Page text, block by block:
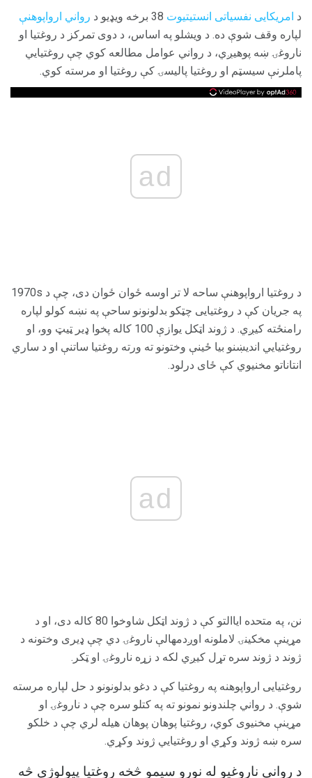
د امریکایی نفسیاتی انستیتیوت
رواني ارواپوهنې
لپاره وقف شوې ده. د ویشلو په اساس، د دوی تمرکز د روغتیا او
ناروغۍ ښه پوهیږي، د رواني عوامل مطالعه کوي چې روغتیایي
پاملرنې سیسټم او روغتیا پالیسۍ کې روغتیا او مرسته کوي.
ad
د روغتیا ارواپوهنې ساحه لا تر اوسه ځوان ځوان دی، چې د 1970s
په جریان کې د روغتیایی چټکو بدلونونو ساحې په نښه کولو لپاره
رامنځته کیږي. د ژوند اټکل یوازې 100 کاله پخوا ډیر ټیټ وو، او
روغتیایي اندیښنو بیا ځینې وختونو ته ورته روغتیا ساتنې او د ساري
انتاناتو مخنیوي کې ځای درلود.
ad
نن، په متحده ایاالتو کې د ژوند اټکل شاوخوا 80 کاله دی، او د
مړینې مخکینۍ لاملونه اوږدمهالې ناروغۍ دي چې ډیری وختونه د
ژوند د ژوند سره تړل کیږي لکه د زړه ناروغۍ او ټکر.
روغتیایی ارواپوهنه په روغتیا کې د دغو بدلونونو د حل لپاره مرسته
شوې. د رواني چلندونو نمونو ته په کتلو سره چې د ناروغۍ او
مړینې مخنیوی کوي، روغتیا پوهان پوهان هیله لري چې د خلکو
سره ښه ژوند وکړي او روغتیايي ژوند وکړي.
د رواني ناروغیو له نورو سیمو څخه روغتیا پیولوژي څه